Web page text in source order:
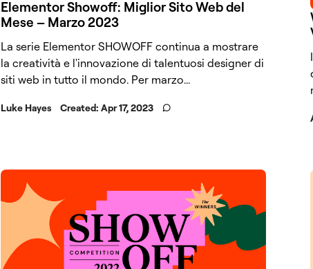
Elementor Showoff: Miglior Sito Web del
Mese – Marzo 2023
La serie Elementor SHOWOFF continua a mostrare
la creatività e l'innovazione di talentuosi designer di
siti web in tutto il mondo. Per marzo...
Luke Hayes Created: Apr 17, 2023